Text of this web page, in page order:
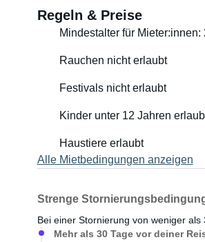
Regeln & Preise
Mindestalter für Mieter:innen:
Rauchen nicht erlaubt
Festivals nicht erlaubt
Kinder unter 12 Jahren
Haustiere erlaubt
Alle Mietbedingungen anzeigen
Strenge
Bei einer Stornierung von weniger
Mehr als 30 Tage vor deiner